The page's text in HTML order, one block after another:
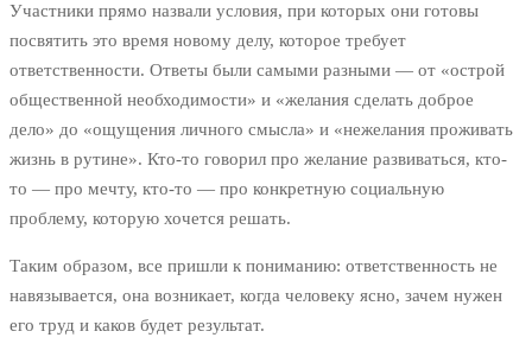
Участники прямо назвали условия, при которых они готовы
посвятить это время новому делу, которое требует
ответственности. Ответы были самыми разными — от «острой
общественной необходимости» и «желания сделать доброе
дело» до «ощущения личного смысла» и «нежелания проживать
жизнь в рутине». Кто-то говорил про желание развиваться, кто-
то — про мечту, кто-то — про конкретную социальную
проблему, которую хочется решать.
Таким образом, все пришли к пониманию: ответственность не
навязывается, она возникает, когда человеку ясно, зачем нужен
его труд и каков будет результат.